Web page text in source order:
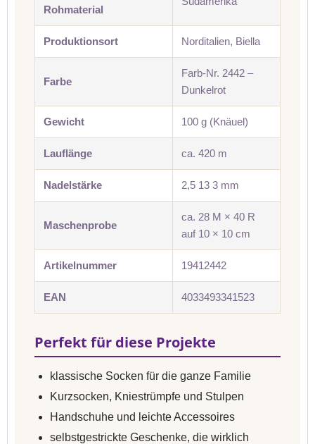
Rohmaterial
Produktionsort Norditalien, Biella
Farbe
Farb-Nr. 2442 –
Dunkelrot
Gewicht 100 g (Knäuel)
Lauflänge ca. 420 m
Nadelstärke 2,5 13 3 mm
Maschenprobe
ca. 28 M × 40 R
auf 10 × 10 cm
Artikelnummer 19412442
EAN 4033493341523
Perfekt für diese Projekte
klassische Socken für die ganze Familie
Kurzsocken, Kniestrümpfe und Stulpen
Handschuhe und leichte Accessoires
selbstgestrickte Geschenke, die wirklich